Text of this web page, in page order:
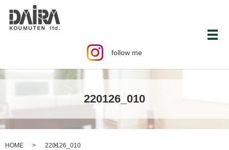
follow me
メ
220126_010
HOME 220126_010